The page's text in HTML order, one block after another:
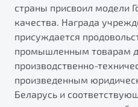
Элегантный и практичный
от 1 699 990 ₽*
Узнайте о специальных
автомобиля Belgee
страны присвоил модели
качества. Награда
присуждается
промышленным товарам
производственно-
произведенным
Беларусь и